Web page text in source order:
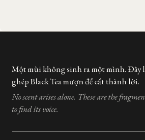
Một mùi không sinh ra một mình. Đây
ghép Black Tea mượn để cất thành lời.
No scent arises alone. These are the
to find its voice.